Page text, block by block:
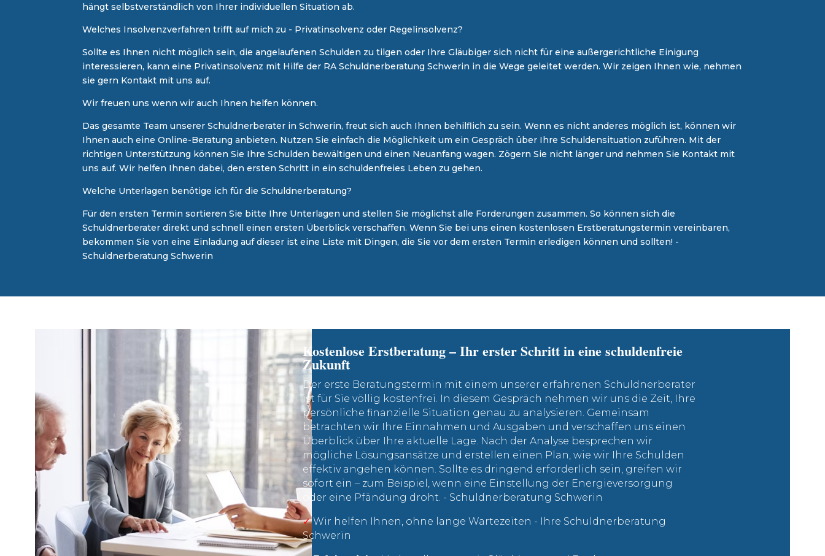
hängt selbstverständlich von Ihrer individuellen Situation ab.
Welches Insolvenzverfahren trifft auf mich zu - Privatinsolvenz oder Regelinsolvenz?
Sollte es Ihnen nicht möglich sein, die angelaufenen Schulden zu tilgen oder Ihre Gläubiger sich nicht für eine außergerichtliche Einigung
interessieren, kann eine Privatinsolvenz mit Hilfe der RA Schuldnerberatung Schwerin in die Wege geleitet werden. Wir zeigen Ihnen wie, nehmen
sie gern Kontakt mit uns auf.
Wir freuen uns wenn wir auch Ihnen helfen können.
Das gesamte Team unserer Schuldnerberater in Schwerin, freut sich auch Ihnen behilflich zu sein. Wenn es nicht anderes möglich ist, können wir
Ihnen auch eineOnline-Beratung anbieten. Nutzen Sie einfach die Möglichkeit um ein Gespräch über Ihre Schuldensituation zuführen. Mit der
richtigen Unterstützung können Sie Ihre Schulden bewältigen und einen Neuanfang wagen. Zögern Sie nicht länger und nehmen Sie Kontakt mit
uns auf. Wir helfen Ihnen dabei, den ersten Schritt in ein schuldenfreies Leben zu gehen.
Welche Unterlagen benötige ich für die Schuldnerberatung?
Für den ersten Termin sortieren Sie bitte Ihre Unterlagen und stellen Sie möglichst alle Forderungen zusammen. So können sich die
Schuldnerberater direkt und schnell einen ersten Überblick verschaffen. Wenn Sie bei uns einen kostenlosen Erstberatungstermin vereinbaren,
bekommen Sie von eine Einladung auf dieser ist eine Liste mit Dingen, die Sie vor dem ersten Termin erledigen können und sollten! -
Schuldnerberatung Schwerin
Kostenlose Erstberatung – Ihr erster Schritt in eine schuldenfreie
Zukunft
Der erste Beratungstermin mit einem unserer erfahrenen Schuldnerberater
ist für Sie völlig kostenfrei. In diesem Gespräch nehmen wir uns die Zeit, Ihre
persönliche finanzielle Situation genau zu analysieren. Gemeinsam
betrachten wir Ihre Einnahmen und Ausgaben und verschaffen uns einen
Überblick über Ihre aktuelle Lage. Nach der Analyse besprechen wir
mögliche Lösungsansätze und erstellen einen Plan, wie wir Ihre Schulden
effektiv angehen können. Sollte es dringend erforderlich sein, greifen wir
sofort ein – zum Beispiel, wenn eine Einstellung der Energieversorgung
oder eine Pfändung droht. - Schuldnerberatung Schwerin
✓Wir helfen Ihnen, ohne lange Wartezeiten - Ihre Schuldnerberatung
Schwerin